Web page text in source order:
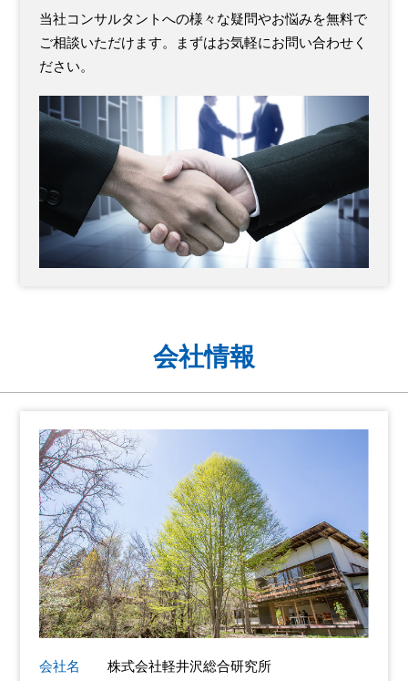
当社コンサルタントへの様々な疑問やお悩みを無料で
ご相談いただけます。まずはお気軽にお問い合わせく
ださい。
会社情報
会社名
株式会社軽井沢総合研究所